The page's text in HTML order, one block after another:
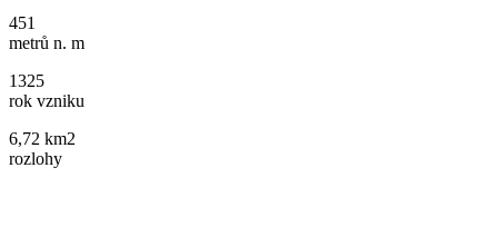
451
metrů n. m
1325
rok vzniku
6,72 km2
rozlohy